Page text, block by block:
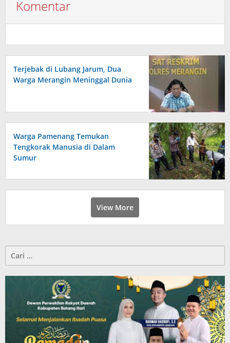
Komentar
Terjebak di Lubang Jarum, Dua
Warga Merangin Meninggal Dunia
Warga Pamenang Temukan
Tengkorak Manusia di Dalam
Sumur
View More
Cari